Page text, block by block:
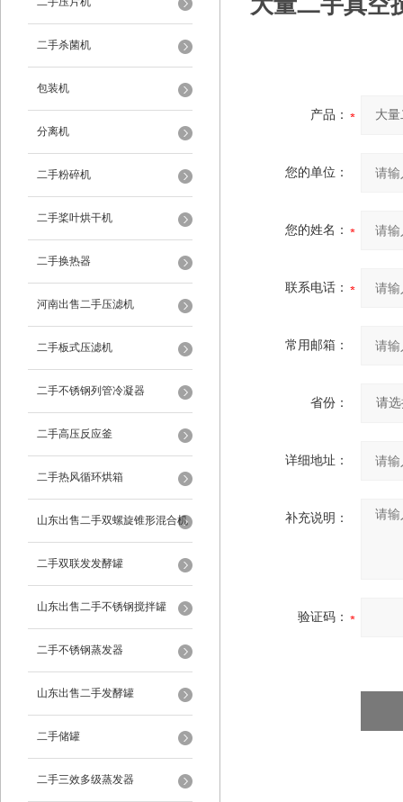
二手杀菌机
包装机
分离机
二手粉碎机
二手桨叶烘干机
二手换热器
河南出售二手压滤机
二手板式压滤机
二手不锈钢列管冷凝器
二手高压反应釜
二手热风循环烘箱
山东出售二手双螺旋锥形混合机
二手双联发发酵罐
山东出售二手不锈钢搅拌罐
二手不锈钢蒸发器
山东出售二手发酵罐
二手储罐
二手三效多级蒸发器
产品：
您的单位：
您的姓名：
联系电话：
常用邮箱：
省份：
详细地址：
补充说明：
验证码：